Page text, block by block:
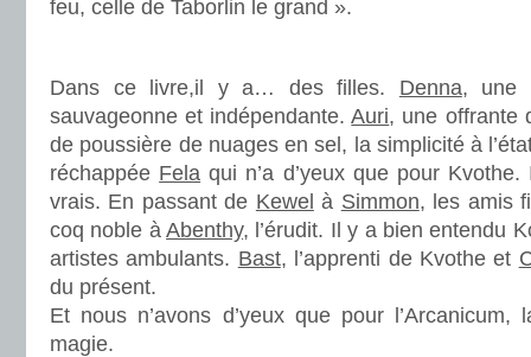
feu, celle de Taborlin le grand ».
Dans ce livre,il y a… des filles. Denna, une
sauvageonne et indépendante.Auri, une offrante
de poussière de nuages en sel, la simplicité à
réchappée Fela qui n’a d’yeux que pour
vrais. En passant de Kewel à Simmon, les amis
coq noble àAbenthy, l’érudit. Il y a bien entendu
artistes ambulants. Bast, l’apprenti de Kvothe et
du présent.
Et nous n’avons d’yeux que pour
magie.